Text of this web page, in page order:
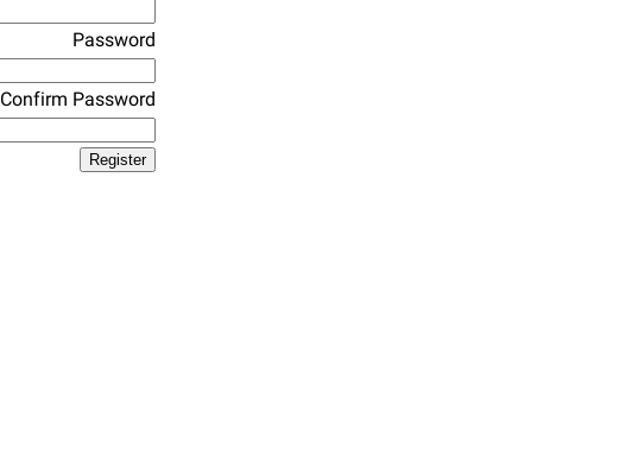
Password
Confirm Password
Register